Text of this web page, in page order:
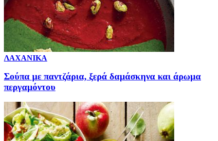
ΛΑΧΑΝΙΚΑ
Σούπα με παντζάρια, ξερά δαμάσκηνα και άρωμα
περγαμόντου